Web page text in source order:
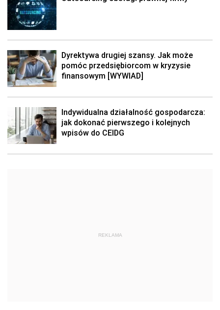
Dyrektywa drugiej szansy. Jak może
pomóc przedsiębiorcom w kryzysie
finansowym [WYWIAD]
Indywidualna działalność gospodarcza:
jak dokonać pierwszego i kolejnych
wpisów do CEIDG
REKLAMA